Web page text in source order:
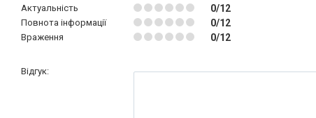
Актуальність 0/12
Повнота інформації 0/12
Враження 0/12
Відгук: